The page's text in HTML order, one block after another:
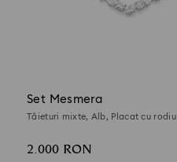
Set Mesmera
Tăieturi mixte, Alb, Placat cu rodiu
2.000 RON